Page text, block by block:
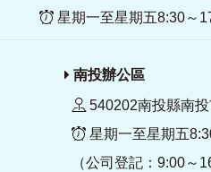
星期一至星期五8:30～
南投辦公區
540202南投縣南
星期一至星期五
（公司登記：9:00～